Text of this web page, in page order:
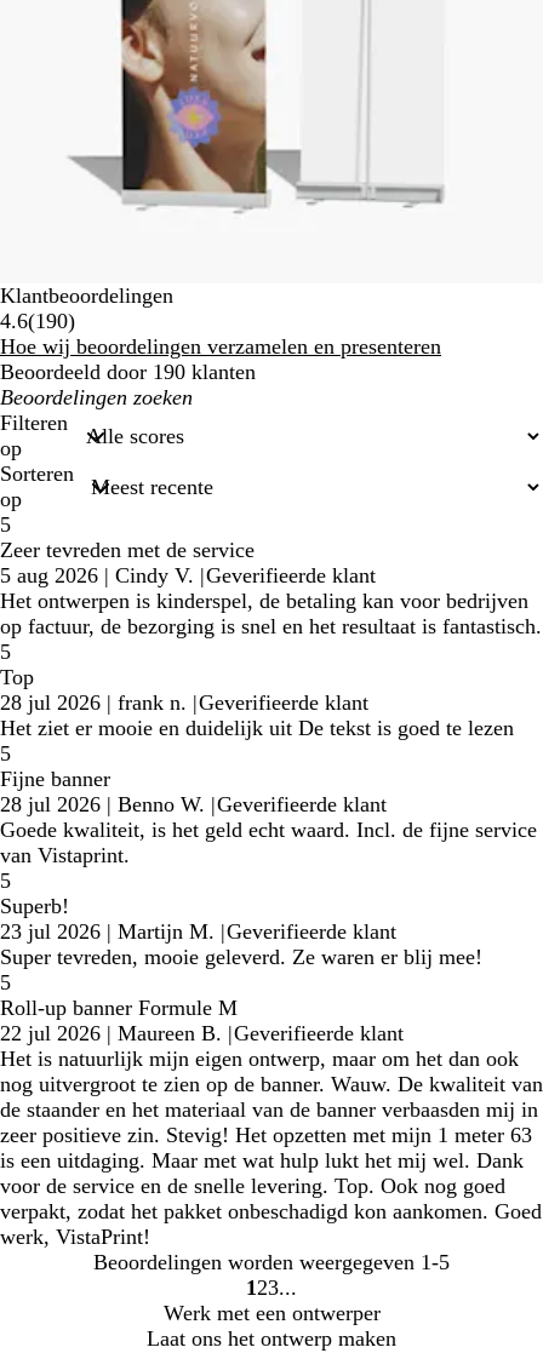
Klantbeoordelingen
4.6(190190
klantbeoordelingen
)
Hoe wij beoordelingen verzamelen en presenteren
Beoordeeld door 190 klanten
Mijn
zoekopdrachten
Filteren
op
Sorteren
op
5
Zeer tevreden met de service
5 aug 2026 | Cindy V. |Geverifieerde klant
Het ontwerpen is kinderspel, de betaling kan voor bedrijven
op factuur, de bezorging is snel en het resultaat is fantastisch.
5
Top
28 jul 2026 | frank n. |Geverifieerde klant
Het ziet er mooie en duidelijk uit De tekst is goed te lezen
5
Fijne banner
28 jul 2026 | Benno W. |Geverifieerde klant
Goede kwaliteit, is het geld echt waard. Incl. de fijne service
van Vistaprint.
5
Superb!
23 jul 2026 | Martijn M. |Geverifieerde klant
Super tevreden, mooie geleverd. Ze waren er blij mee!
5
Roll-up banner Formule M
22 jul 2026 | Maureen B. |Geverifieerde klant
Het is natuurlijk mijn eigen ontwerp, maar om het dan ook
nog uitvergroot te zien op de banner. Wauw. De kwaliteit van
de staander en het materiaal van de banner verbaasden mij in
zeer positieve zin. Stevig! Het opzetten met mijn 1 meter 63
is een uitdaging. Maar met wat hulp lukt het mij wel. Dank
voor de service en de snelle levering. Top. Ook nog goed
verpakt, zodat het pakket onbeschadigd kon aankomen. Goed
werk, VistaPrint!
Beoordelingen worden weergegeven 1-5
Naar
pagina
1 Naar
pagina
2 Naar
pagina
3
Werk met een ontwerper
Laat ons het ontwerp maken